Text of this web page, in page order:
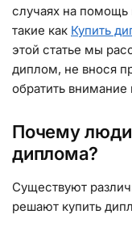
случаях на помощь
такие как Купить
этой статье мы
диплом, не внося
обратить
Почему
диплома?
Существуют
решают купить